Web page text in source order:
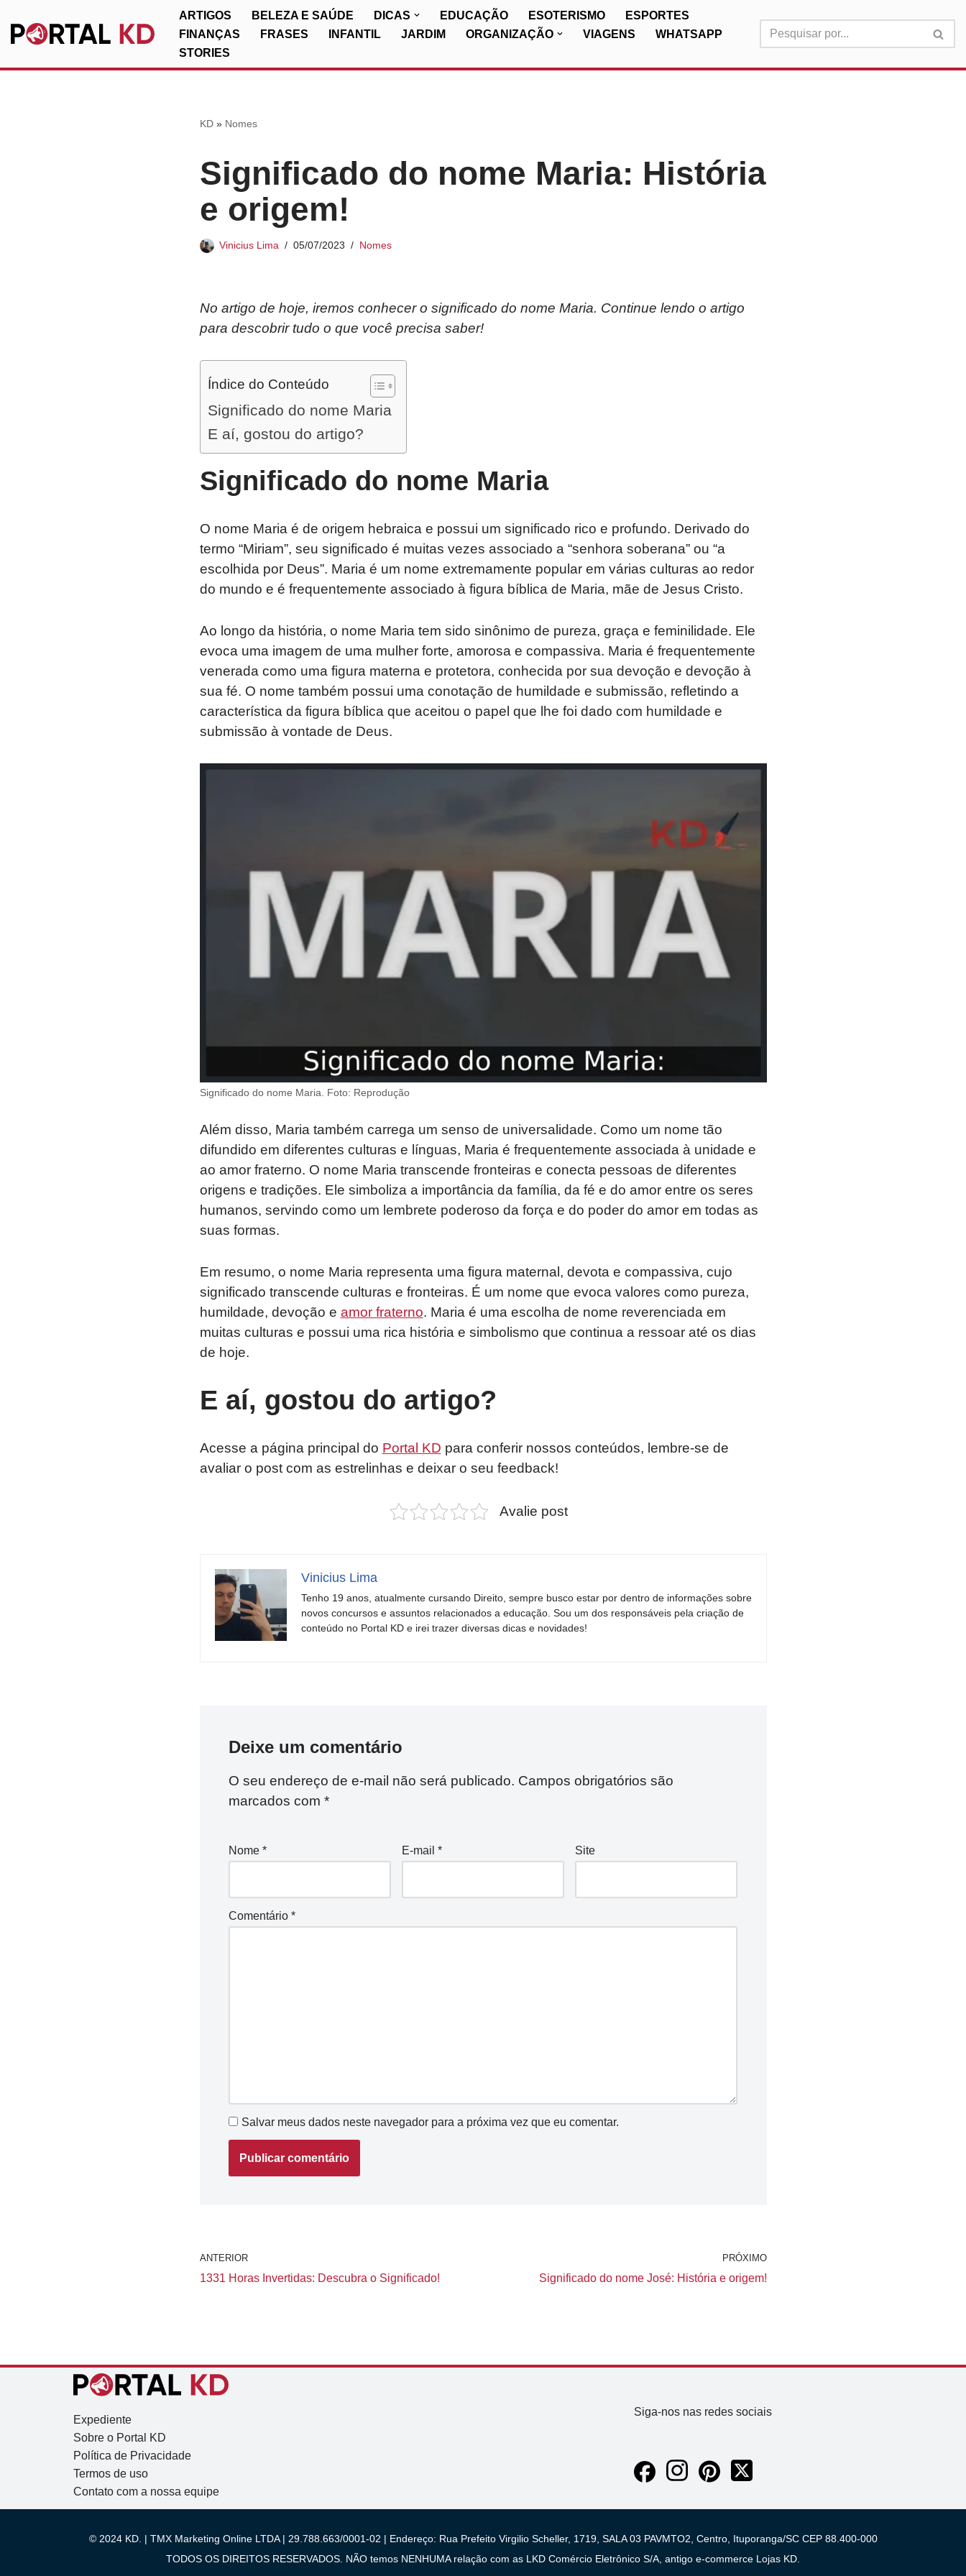
Pular
ARTIGOS BELEZA E SAÚDE DICAS EDUCAÇÃO ESOTERISMO
ESPORTES
FINANÇAS
FRASES INFANTIL JARDIM ORGANIZAÇÃO VIAGENS
WHATSAPP
STORIES
KD» Nomes
Significado do nome Maria: História
e origem!
Vinicius Lima 05/07/2023 Nomes
No artigo de hoje, iremos conhecer o significado do nome Maria. Continue lendo o artigo
para descobrir tudo o que você precisa saber!
Índice do Conteúdo
Significado do nome Maria
E aí, gostou do artigo?
Significado do nome Maria
O nome Maria é de origem hebraica e possui um significado rico e profundo. Derivado do
termo “Miriam”, seu significado é muitas vezes associado a “senhora soberana” ou “a
escolhida por Deus”. Maria é um nome extremamente popular em várias culturas ao redor
do mundo e é frequentemente associado à figura bíblica de Maria, mãe de Jesus Cristo.
Ao longo da história, o nome Maria tem sido sinônimo de pureza, graça e feminilidade. Ele
evoca uma imagem de uma mulher forte, amorosa e compassiva. Maria é frequentemente
venerada como uma figura materna e protetora, conhecida por sua devoção e devoção à
sua fé. O nome também possui uma conotação de humildade e submissão, refletindo a
característica da figura bíblica que aceitou o papel que lhe foi dado com humildade e
submissão à vontade de Deus.
Significado do nome Maria. Foto: Reprodução
Além disso, Maria também carrega um senso de universalidade. Como um nome tão
difundido em diferentes culturas e línguas, Maria é frequentemente associada à unidade e
ao amor fraterno. O nome Maria transcende fronteiras e conecta pessoas de diferentes
origens e tradições. Ele simboliza a importância da família, da fé e do amor entre os seres
humanos, servindo como um lembrete poderoso da força e do poder do amor em todas as
suas formas.
Em resumo, o nome Maria representa uma figura maternal, devota e compassiva, cujo
significado transcende culturas e fronteiras. É um nome que evoca valores como pureza,
humildade, devoção e amor fraterno. Maria é uma escolha de nome reverenciada em
muitas culturas e possui uma rica história e simbolismo que continua a ressoar até os dias
de hoje.
E aí, gostou do artigo?
Acesse a página principal do Portal KD para conferir nossos conteúdos, lembre-se de
avaliar o post com as estrelinhas e deixar o seu feedback!
Avalie post
Vinicius Lima
Tenho 19 anos, atualmente cursando Direito, sempre busco estar por dentro de informações sobre
novos concursos e assuntos relacionados a educação. Sou um dos responsáveis pela criação de
conteúdo no Portal KD e irei trazer diversas dicas e novidades!
Deixe um comentário
O seu endereço de e-mail não será publicado. Campos obrigatórios são
marcados com *
Nome * E-mail * Site
Comentário *
Salvar meus dados neste navegador para a próxima vez que eu comentar.
ANTERIOR
1331 Horas Invertidas: Descubra o Significado!
PRÓXIMO
Significado do nome José: História e origem!
Expediente
Sobre o Portal KD
Política de Privacidade
Termos de uso
Contato com a nossa equipe
Siga-nos nas redes sociais
© 2024 KD. | TMX Marketing Online LTDA | 29.788.663/0001-02 | Endereço: Rua Prefeito Virgilio Scheller, 1719, SALA 03 PAVMTO2, Centro, Ituporanga/SC CEP 88.400-000
TODOS OS DIREITOS RESERVADOS. NÃO temos NENHUMA relação com as LKD Comércio Eletrônico S/A, antigo e-commerce Lojas KD.